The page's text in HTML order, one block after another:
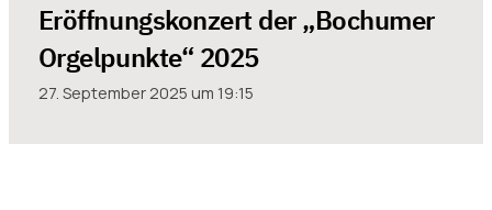
Eröffnungskonzert der „Bochumer
Orgelpunkte“ 2025
27. September 2025 um 19:15